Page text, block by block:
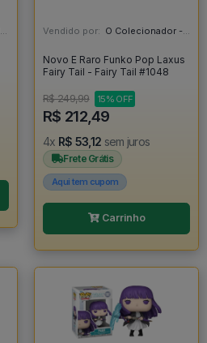
Vendido por: O Colecionador - SP
Novo E Raro Funko Pop Laxus
Fairy Tail - Fairy Tail #1048
R$ 249,99 15% OFF
R$ 212,49
4x R$ 53,12 sem juros
Frete Grátis
Aqui tem cupom
Carrinho